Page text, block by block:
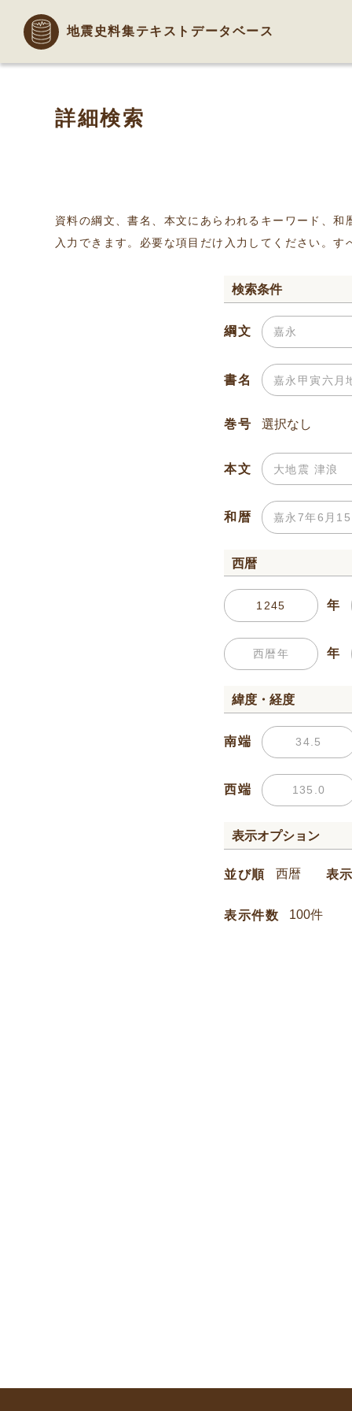
地震史料集テキストデータベース
詳細検索
資料の綱文、書名、本文にあらわれるキーワード、
入力できます。必要な項目だけ入力してください。
検索条件
綱文
書名
巻号
本文
和暦
西暦
年
年
緯度・経度
南端
西端
表示オプション
並び順 表
表示件数